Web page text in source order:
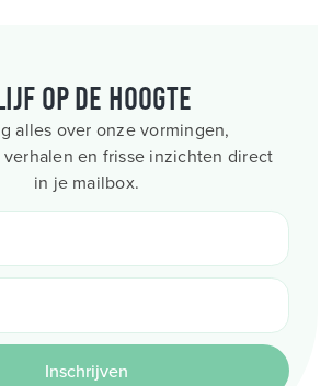
op de hoogte
alles over onze vormingen,
en frisse inzichten direct
in je mailbox.
Inschrijven